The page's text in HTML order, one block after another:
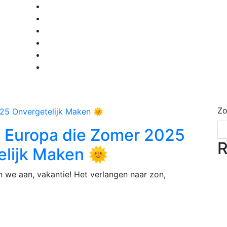
die Zomer 2025
Maken 🌞
aan, vakantie! Het verlangen naar zon,